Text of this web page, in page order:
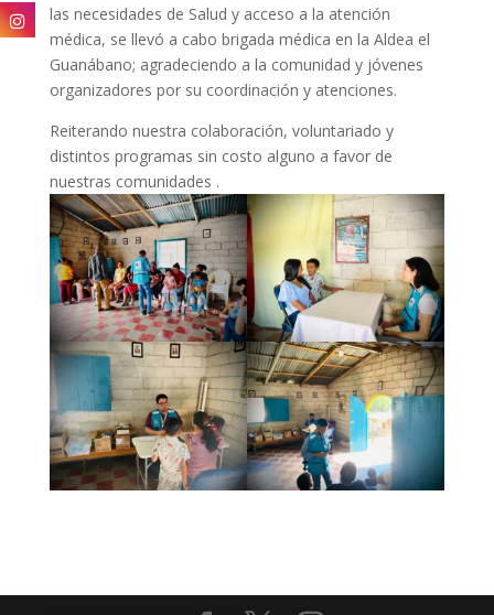
las necesidades de Salud y acceso a la atención
médica, se llevó a cabo brigada médica en la Aldea el
Guanábano; agradeciendo a la comunidad y jóvenes
organizadores por su coordinación y atenciones.
Reiterando nuestra colaboración, voluntariado y
distintos programas sin costo alguno a favor de
nuestras comunidades .